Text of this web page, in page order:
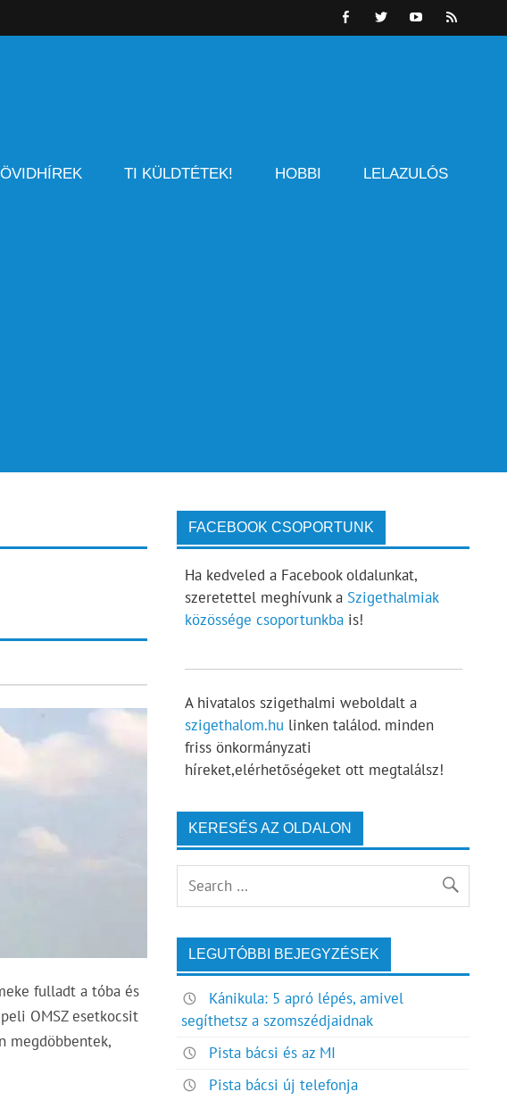
TI KÜLDTÉTEK! HOBBI LELAZULÓS
fulladt a tóba és
OMSZ esetkocsit
megdöbbentek,
FACEBOOK CSOPORTUNK
Ha kedveled a Facebook oldalunkat,
szeretettel meghívunk a Szigethalmiak
közössége csoportunkbais!
A hivatalos szigethalmi weboldalt a
szigethalom.hu linken találod. minden
friss önkormányzati
híreket,elérhetőségeket ott megtalálsz!
KERESÉS AZ OLDALON
LEGUTÓBBI BEJEGYZÉSEK
Kánikula: 5 apró lépés, amivel
segíthetsz a szomszédjaidnak
Pista bácsi és az MI
Pista bácsi új telefonja